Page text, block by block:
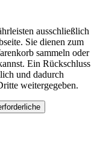
ausschließlich
Sie dienen zum
sammeln oder
Ein Rückschluss
und dadurch
weitergegeben.